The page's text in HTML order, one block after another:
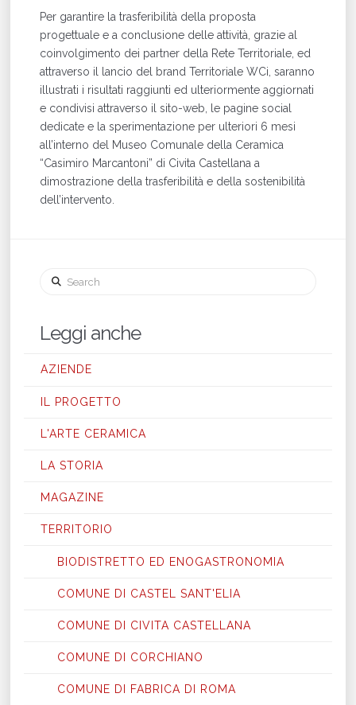
Per garantire la trasferibilità della proposta
progettuale e a conclusione delle attività, grazie al
coinvolgimento dei partner della Rete Territoriale, ed
attraverso il lancio del brand Territoriale WCi, saranno
illustrati i risultati raggiunti ed ulteriormente aggiornati
e condivisi attraverso il sito-web, le pagine social
dedicate e la sperimentazione per ulteriori 6 mesi
all’interno del Museo Comunale della Ceramica
“Casimiro Marcantoni” di Civita Castellana a
dimostrazione della trasferibilità e della sostenibilità
dell’intervento.
Search
Leggi anche
AZIENDE
IL PROGETTO
L'ARTE CERAMICA
LA STORIA
MAGAZINE
TERRITORIO
BIODISTRETTO ED ENOGASTRONOMIA
COMUNE DI CASTEL SANT'ELIA
COMUNE DI CIVITA CASTELLANA
COMUNE DI CORCHIANO
COMUNE DI FABRICA DI ROMA